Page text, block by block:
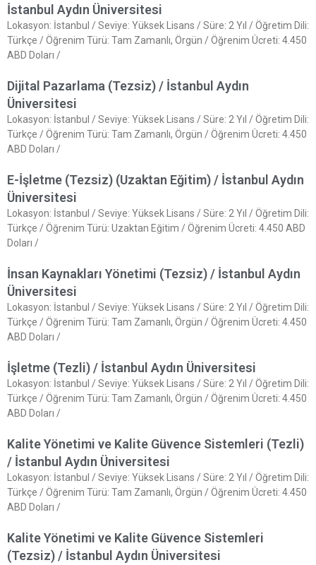
İstanbul Aydın Üniversitesi
Lokasyon: İstanbul / Seviye: Yüksek Lisans / Süre: 2 Yıl / Öğretim Dili:
Türkçe / Öğrenim Türü: Tam Zamanlı, Örgün / Öğrenim Ücreti: 4.450
ABD Doları /
Dijital Pazarlama (Tezsiz) / İstanbul Aydın
Üniversitesi
Lokasyon: İstanbul / Seviye: Yüksek Lisans / Süre: 2 Yıl / Öğretim Dili:
Türkçe / Öğrenim Türü: Tam Zamanlı, Örgün / Öğrenim Ücreti: 4.450
ABD Doları /
E-İşletme (Tezsiz) (Uzaktan Eğitim) / İstanbul Aydın
Üniversitesi
Lokasyon: İstanbul / Seviye: Yüksek Lisans / Süre: 2 Yıl / Öğretim Dili:
Türkçe / Öğrenim Türü: Uzaktan Eğitim / Öğrenim Ücreti: 4.450 ABD
Doları /
İnsan Kaynakları Yönetimi (Tezsiz) / İstanbul Aydın
Üniversitesi
Lokasyon: İstanbul / Seviye: Yüksek Lisans / Süre: 2 Yıl / Öğretim Dili:
Türkçe / Öğrenim Türü: Tam Zamanlı, Örgün / Öğrenim Ücreti: 4.450
ABD Doları /
İşletme (Tezli) / İstanbul Aydın Üniversitesi
Lokasyon: İstanbul / Seviye: Yüksek Lisans / Süre: 2 Yıl / Öğretim Dili:
Türkçe / Öğrenim Türü: Tam Zamanlı, Örgün / Öğrenim Ücreti: 4.450
ABD Doları /
Kalite Yönetimi ve Kalite Güvence Sistemleri (Tezli)
/ İstanbul Aydın Üniversitesi
Lokasyon: İstanbul / Seviye: Yüksek Lisans / Süre: 2 Yıl / Öğretim Dili:
Türkçe / Öğrenim Türü: Tam Zamanlı, Örgün / Öğrenim Ücreti: 4.450
ABD Doları /
Kalite Yönetimi ve Kalite Güvence Sistemleri
(Tezsiz) / İstanbul Aydın Üniversitesi